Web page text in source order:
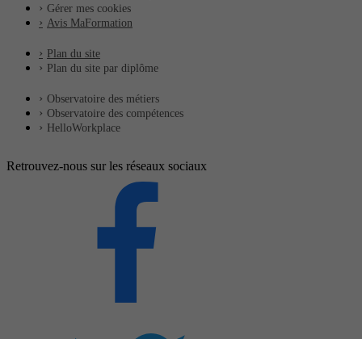
Gérer mes cookies
Avis MaFormation
Plan du site
Plan du site par diplôme
Observatoire des métiers
Observatoire des compétences
HelloWorkplace
Retrouvez-nous sur les réseaux sociaux